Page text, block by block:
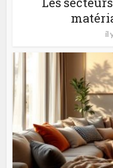
il